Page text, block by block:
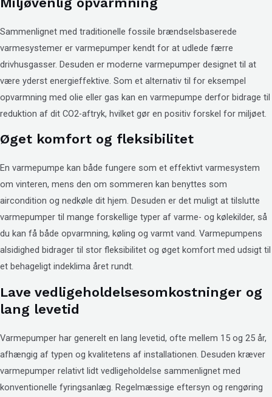
Sammenlignet med traditionelle fossile brændselsbaserede
varmesystemer er varmepumper kendt for at udlede færre
drivhusgasser. Desuden er moderne varmepumper designet til at
være yderst energieffektive. Som et alternativ til for eksempel
opvarmning med olie eller gas kan en varmepumpe derfor bidrage til
reduktion af dit CO2-aftryk, hvilket gør en positiv forskel for miljøet.
Øget komfort og fleksibilitet
En varmepumpe kan både fungere som et effektivt varmesystem
om vinteren, mens den om sommeren kan benyttes som
aircondition og nedkøle dit hjem. Desuden er det muligt at tilslutte
varmepumper til mange forskellige typer af varme- og kølekilder, så
du kan få både opvarmning, køling og varmt vand. Varmepumpens
alsidighed bidrager til stor fleksibilitet og øget komfort med udsigt til
et behageligt indeklima året rundt.
Lave vedligeholdelsesomkostninger og
lang levetid
Varmepumper har generelt en lang levetid, ofte mellem 15 og 25 år,
afhængig af typen og kvalitetens af installationen. Desuden kræver
varmepumper relativt lidt vedligeholdelse sammenlignet med
konventionelle fyringsanlæg. Regelmæssige eftersyn og rengøring